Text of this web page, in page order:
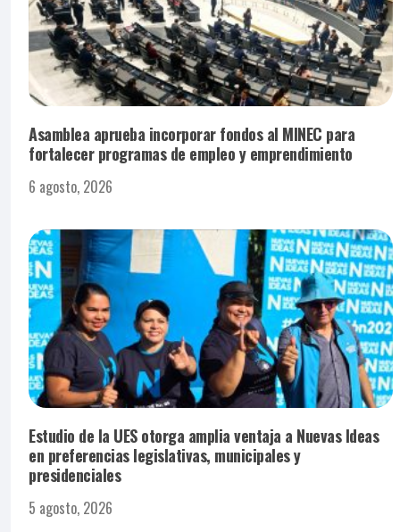
Asamblea aprueba incorporar fondos al MINEC para
fortalecer programas de empleo y emprendimiento
6 agosto, 2026
Estudio de la UES otorga amplia ventaja a Nuevas Ideas
en preferencias legislativas, municipales y
presidenciales
5 agosto, 2026